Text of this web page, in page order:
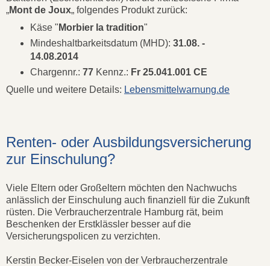
„Mont de Joux„ folgendes Produkt zurück:
Käse " Morbier la tradition"
Mindeshaltbarkeitsdatum (MHD): 31.08. -
14.08.2014
Chargennr.: 77 Kennz.: Fr 25.041.001 CE
Quelle und weitere Details: Lebensmittelwarnung.de
Renten- oder Ausbildungsversicherung
zur Einschulung?
Viele Eltern oder Großeltern möchten den Nachwuchs
anlässlich der Einschulung auch finanziell für die Zukunft
rüsten. Die Verbraucherzentrale Hamburg rät, beim
Beschenken der Erstklässler besser auf die
Versicherungspolicen zu verzichten.
Kerstin Becker-Eiselen von der Verbraucherzentrale